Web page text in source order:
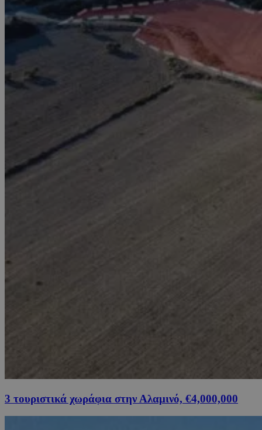
3 τουριστικά χωράφια στην Αλαμινό, €4,000,000